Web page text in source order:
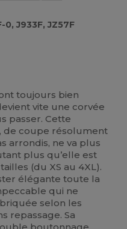
0, J933F, JZ57F
toujours bien
vite une corvée
passer. Cette
de coupe résolument
arrondis, ne va plus
plus qu’elle est
(du XS au 4XL).
élégante toute la
qui ne
selon les
repassage. Sa
boutonnage,